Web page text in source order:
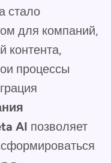
стало
для компаний,
контента,
процессы
AI позволяет